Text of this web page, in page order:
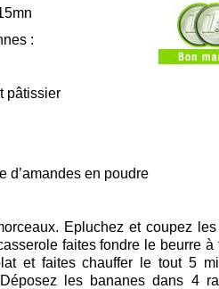
:
pâtissier
d’amandes en poudre
Epluchez et coupez
faites fondre le beurre à
et faites chauffer le tout 5
les bananes dans 4